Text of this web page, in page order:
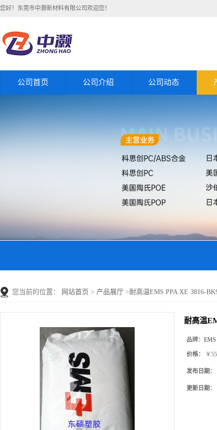
您好！东莞市中灏新材料有限公司欢迎您！
公司首页 公司介绍 公司动态
您当前的位置： 网站首页 > 产品展厅 >耐高温EMS PPA XE 3816-
耐高温
品牌： EMS
价格： ￥
发布日期：
更新日期：